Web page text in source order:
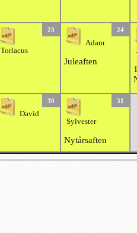
23
Torlacus
24
Adam
Juleaften
30
David
31
Sylvester
Nytårsaften